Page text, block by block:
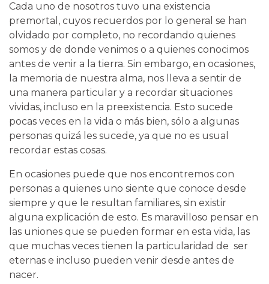
Cada uno de nosotros tuvo una existencia
premortal, cuyos recuerdos por lo general se han
olvidado por completo, no recordando quienes
somos y de donde venimos o a quienes conocimos
antes de venir a la tierra. Sin embargo, en ocasiones,
la memoria de nuestra alma, nos lleva a sentir de
una manera particular y a recordar situaciones
vividas, incluso en la preexistencia. Esto sucede
pocas veces en la vida o más bien, sólo a algunas
personas quizá les sucede, ya que no es usual
recordar estas cosas.
En ocasiones puede que nos encontremos con
personas a quienes uno siente que conoce desde
siempre y que le resultan familiares, sin existir
alguna explicación de esto. Es maravilloso pensar en
las uniones que se pueden formar en esta vida, las
que muchas veces tienen la particularidad de ser
eternas e incluso pueden venir desde antes de
nacer.